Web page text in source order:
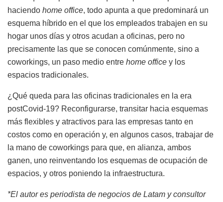
haciendo home office, todo apunta a que predominará un
esquema híbrido en el que los empleados trabajen en su
hogar unos días y otros acudan a oficinas, pero no
precisamente las que se conocen comúnmente, sino a
coworkings, un paso medio entre home office y los
espacios tradicionales.
¿Qué queda para las oficinas tradicionales en la era
postCovid-19? Reconfigurarse, transitar hacia esquemas
más flexibles y atractivos para las empresas tanto en
costos como en operación y, en algunos casos, trabajar de
la mano de coworkings para que, en alianza, ambos
ganen, uno reinventando los esquemas de ocupación de
espacios, y otros poniendo la infraestructura.
*El autor es periodista de negocios de Latam y consultor